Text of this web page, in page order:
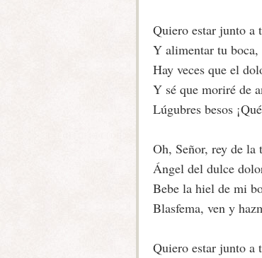
Quiero estar junto a
Y alimentar tu boca,
Hay veces que el
Y sé que moriré de
Lúgubres besos
Oh, Señor, rey de la
Ángel del dulce
Bebe la hiel de mi
Blasfema, ven y
Quiero estar junto a